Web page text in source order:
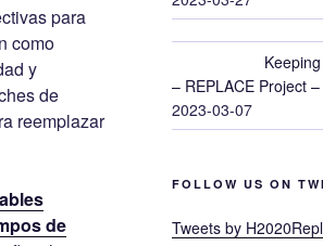
para
como
y
de
reemplazar
de
– REPLACE Project
2023-03-07
FOLLOW US ON
Tweets by